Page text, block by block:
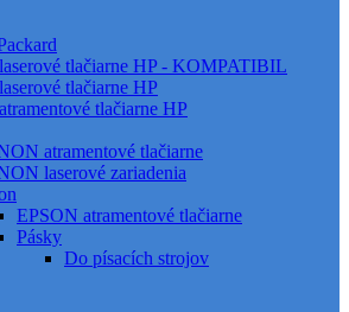
tlačiarne HP - KOMPATIBIL
tlačiarne HP
tlačiarne HP
atramentové tlačiarne
laserové zariadenia
EPSON atramentové tlačiarne
Pásky
Do písacích strojov